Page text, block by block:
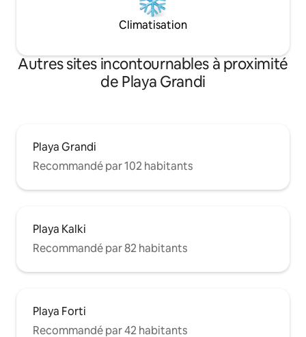
Climatisation
Autres sites incontournables à proximité
de Playa Grandi
Playa Grandi
Recommandé par 102 habitants
Playa Kalki
Recommandé par 82 habitants
Playa Forti
Recommandé par 42 habitants